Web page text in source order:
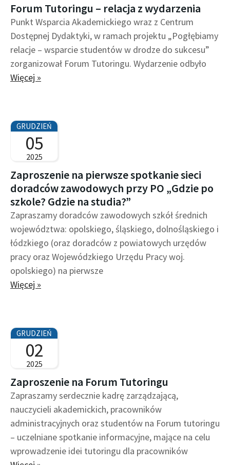
Forum Tutoringu – relacja z wydarzenia
Punkt Wsparcia Akademickiego wraz z Centrum
Dostępnej Dydaktyki, w ramach projektu „Pogłębiamy
relacje – wsparcie studentów w drodze do sukcesu”
zorganizował Forum Tutoringu. Wydarzenie odbyło
Więcej »
GRUDZIEŃ
05
2025
Zaproszenie na pierwsze spotkanie sieci
doradców zawodowych przy PO „Gdzie po
szkole? Gdzie na studia?”
Zapraszamy doradców zawodowych szkół średnich
województwa: opolskiego, śląskiego, dolnośląskiego i
łódzkiego (oraz doradców z powiatowych urzędów
pracy oraz Wojewódzkiego Urzędu Pracy woj.
opolskiego) na pierwsze
Więcej »
GRUDZIEŃ
02
2025
Zaproszenie na Forum Tutoringu
Zapraszamy serdecznie kadrę zarządzającą,
nauczycieli akademickich, pracowników
administracyjnych oraz studentów na Forum tutoringu
– uczelniane spotkanie informacyjne, mające na celu
wprowadzenie idei tutoringu dla pracowników